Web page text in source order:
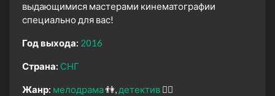
выдающимися мастерами кинематографии
специально для вас!
Год выхода: 2016
Страна: СНГ
Жанр: мелодрама👫 детектив 🕵️‍♂️